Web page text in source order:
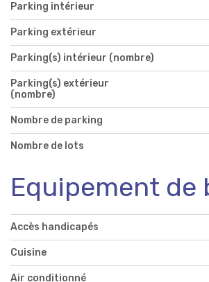
Parking intérieur
Parking extérieur
Parking(s) intérieur (nombre)
Parking(s) extérieur
(nombre)
Nombre de parking
Nombre de lots
Equipement de
Accès handicapés
Cuisine
Air conditionné